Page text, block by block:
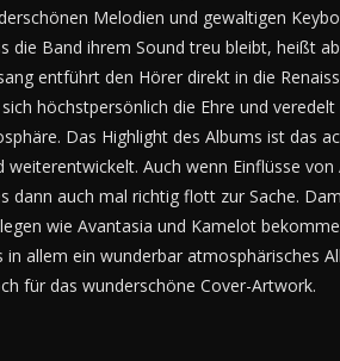
Melodien und gewaltigen
Band ihrem Sound treu bleibt, heißt
entführt den Hörer direkt in die
höchstpersönlich die Ehre und
Das Highlight des Albums ist das
Auch wenn Einflüsse
auch mal richtig flott zur Sache.
wie Avantasia und Kamelot
allem ein wunderbar atmosphärisches
für das wunderschöne Cover-Artwork.